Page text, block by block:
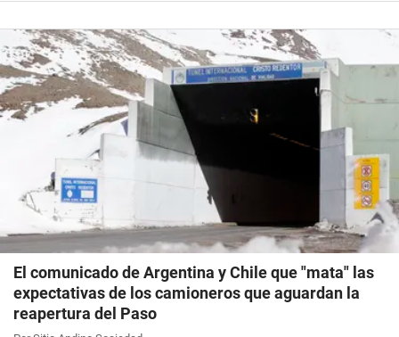
El comunicado de Argentina y Chile que "mata" las
expectativas de los camioneros que aguardan la
reapertura del Paso